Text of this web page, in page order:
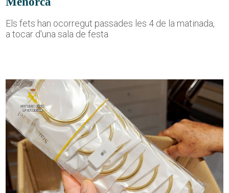
Els fets han ocorregut passades les 4 de la matinada,
a tocar d'una sala de festa